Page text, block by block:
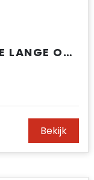
PROJOB 3501 THERMISCHE LANGE ONDERBROEK
Bekijk